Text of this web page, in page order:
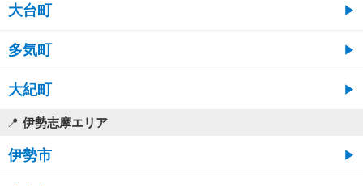
大台町
多気町
大紀町
伊勢志摩エリア
伊勢市